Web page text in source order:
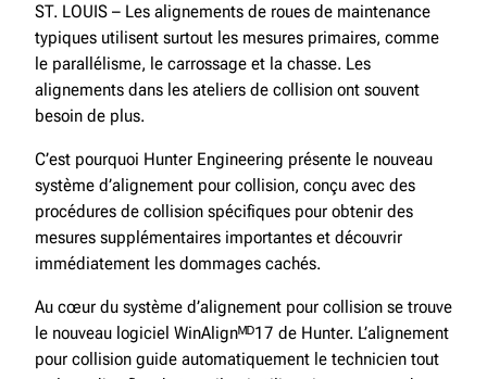
ST. LOUIS – Les alignements de roues de maintenance
typiques utilisent surtout les mesures primaires, comme
le parallélisme, le carrossage et la chasse. Les
alignements dans les ateliers de collision ont souvent
besoin de plus.
C’est pourquoi Hunter Engineering présente le nouveau
système d’alignement pour collision, conçu avec des
procédures de collision spécifiques pour obtenir des
mesures supplémentaires importantes et découvrir
immédiatement les dommages cachés.
Au cœur du système d’alignement pour collision se trouve
le nouveau logiciel WinAlignᴹᴰ17 de Hunter. L’alignement
pour collision guide automatiquement le technicien tout